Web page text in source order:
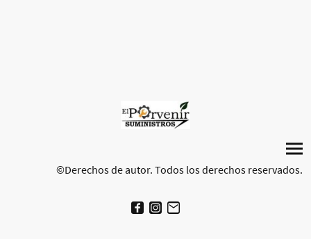
©Derechos de autor. Todos los derechos reservados.